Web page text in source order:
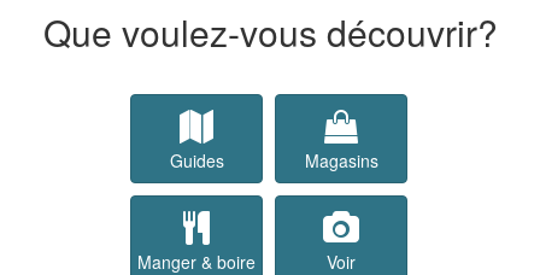
Que voulez-vous découvrir?
Guides Magasins
Manger & boire Voir